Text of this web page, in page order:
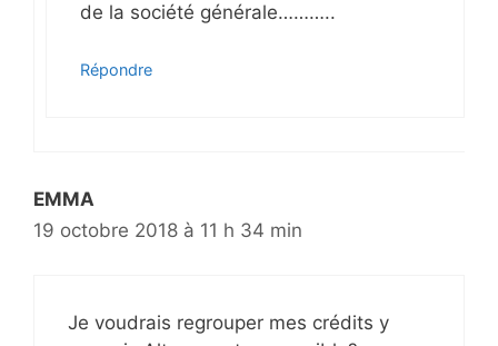
de la société générale………..
Répondre
EMMA
19 octobre 2018 à 11 h 34 min
Je voudrais regrouper mes crédits y